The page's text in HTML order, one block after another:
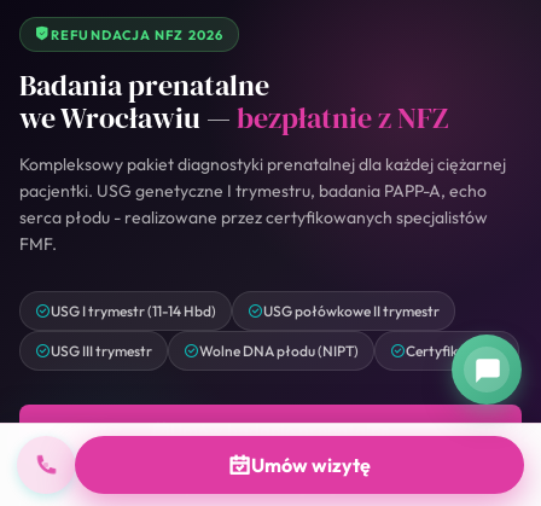
REFUNDACJA NFZ 2026
Badania prenatalne
we Wrocławiu —bezpłatnie z NFZ
Kompleksowy pakiet diagnostyki prenatalnej dla każdej ciężarnej
pacjentki. USG genetyczne I trymestru, badania PAPP-A, echo
serca płodu - realizowane przez certyfikowanych specjalistów
FMF.
USG I trymestr (11-14 Hbd) USG połówkowe II trymestr
USG III trymestr Wolne DNA płodu (NIPT) Certyfikat FMF
Umów badanie prenatalne
Umów wizytę